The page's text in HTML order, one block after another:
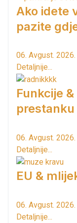
Ako idete
pazite
06. Avgust. 2026.
Detaljnije...
Funkcije
06. Avgust. 2026.
Detaljnije...
EU &
06. Avgust. 2026.
Detaljnije...